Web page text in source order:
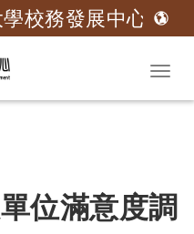
校務發展中心
容
位滿意度調